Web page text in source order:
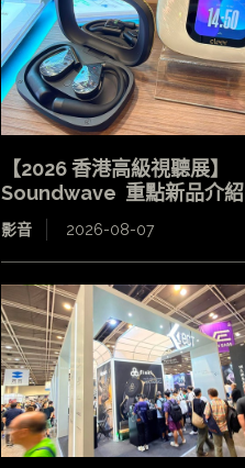
【2026 香港高級視聽展】
Soundwave 重點新品介紹
影音 2026-08-07